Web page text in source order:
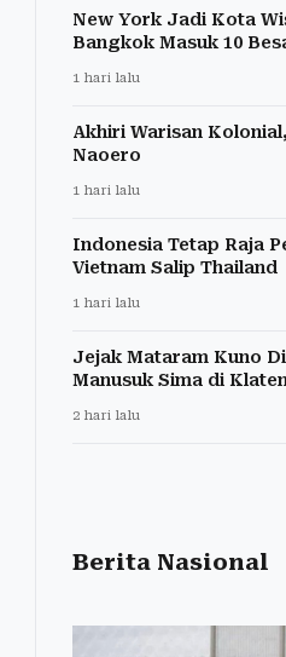
New York Jadi Kota
Bangkok Masuk 10
1 hari lalu
Akhiri Warisan
Naoero
1 hari lalu
Indonesia Tetap Raja
Vietnam Salip Thailand
1 hari lalu
Jejak Mataram Kuno
Manusuk Sima di
2 hari lalu
Berita Nasional